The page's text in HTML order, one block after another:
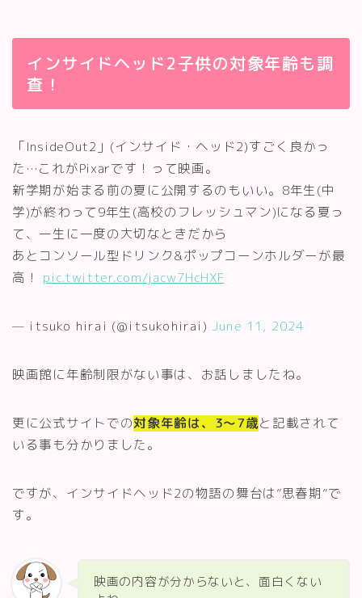
インサイドヘッド2子供の対象年齢も調
査！
「InsideOut2」(インサイド・ヘッド2)すごく良かっ
た…これがPixarです！って映画。
新学期が始まる前の夏に公開するのもいい。8年生(中
学)が終わって9年生(高校のフレッシュマン)になる夏っ
て、一生に一度の大切なときだから
あとコンソール型ドリンク&ポップコーンホルダーが最
高！ pic.twitter.com/jacw7HcHXF
— itsuko hirai (@itsukohirai) June 11, 2024
映画館に年齢制限がない事は、お話しましたね。
更に公式サイトでの対象年齢は、3～7歳と記載されて
いる事も分かりました。
ですが、インサイドヘッド2の物語の舞台は”思春期”で
す。
映画の内容が分からないと、面白くない